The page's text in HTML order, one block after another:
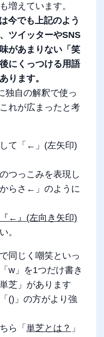
増えています。
今でも上記のよう
ツイッターやSNS
があまりない「笑
にくっつける用語
ります。
独自の解釈で使っ
れが広まったと考
て「←」(左矢印)
つっこみを表現し
らさ←」のように
←』(左向き矢印)
。
同じく嘲笑といっ
w」を1つだけ書き
芝」があります
()」の方がより強
ら「 単芝とは？ 」